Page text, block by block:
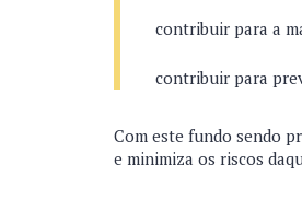
contribuir para a
contribuir para
Com este fundo sendo
e minimiza os riscos